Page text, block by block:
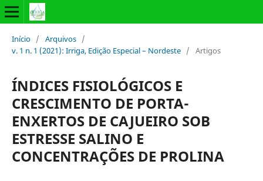
Início / Arquivos /
v. 1 n. 1 (2021): Irriga, Edição Especial – Nordeste / Artigos
ÍNDICES FISIOLÓGICOS E
CRESCIMENTO DE PORTA-
ENXERTOS DE CAJUEIRO SOB
ESTRESSE SALINO E
CONCENTRAÇÕES DE PROLINA